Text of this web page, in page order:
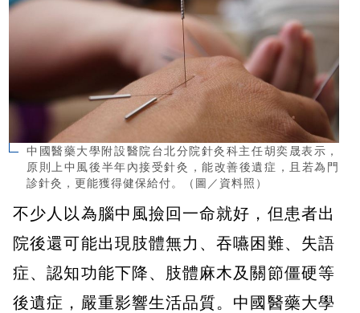
中國醫藥大學附設醫院台北分院針灸科主任胡奕晟表示，
原則上中風後半年內接受針灸，能改善後遺症，且若為門
診針灸，更能獲得健保給付。（圖／資料照）
不少人以為腦中風撿回一命就好，但患者出
院後還可能出現肢體無力、吞嚥困難、失語
症、認知功能下降、肢體麻木及關節僵硬等
後遺症，嚴重影響生活品質。中國醫藥大學